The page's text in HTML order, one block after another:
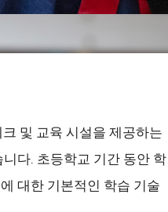
및 교육 시설을 제공하는
다. 초등학교 기간 동안 학
대한 기본적인 학습 기술